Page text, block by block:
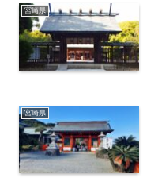
宮崎県
宮崎県